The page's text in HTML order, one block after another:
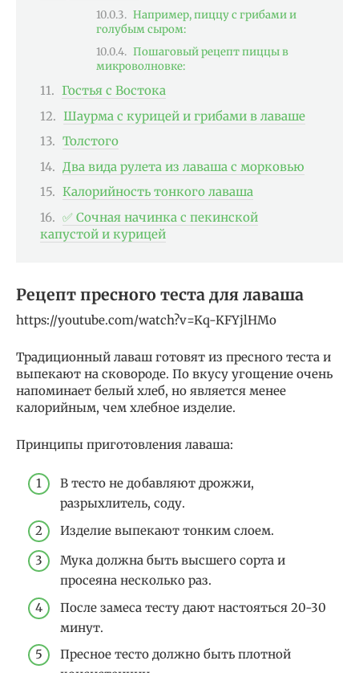
Например, пиццу с грибами и
голубым сыром:
Пошаговый рецепт пиццы в
микроволновке:
Гостья с Востока
Шаурма с курицей и грибами в лаваше
Толстого
Два вида рулета из лаваша с морковью
Калорийность тонкого лаваша
✅ Сочная начинка с пекинской
капустой и курицей
Рецепт пресного теста для лаваша
https://youtube.com/watch?v=Kq-KFYjlHMo
Традиционный лаваш готовят из пресного теста и
выпекают на сковороде. По вкусу угощение очень
напоминает белый хлеб, но является менее
калорийным, чем хлебное изделие.
Принципы приготовления лаваша:
В тесто не добавляют дрожжи,
разрыхлитель, соду.
Изделие выпекают тонким слоем.
Мука должна быть высшего сорта и
просеяна несколько раз.
После замеса тесту дают настояться 20-30
минут.
Пресное тесто должно быть плотной